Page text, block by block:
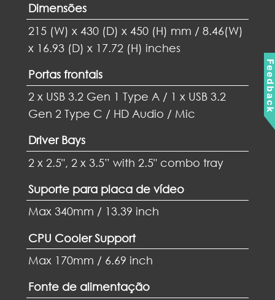
Dimensões
215 (W) x 430 (D) x 450 (H) mm / 8.46(W)
x 16.93 (D) x 17.72 (H) inches
Portas frontais
2 x USB 3.2 Gen 1 Type A / 1 x USB 3.2
Gen 2 Type C / HD Audio / Mic
Driver Bays
2 x 2.5", 2 x 3.5” with 2.5" combo tray
Suporte para placa de vídeo
Max 340mm / 13.39 inch
CPU Cooler Support
Max 170mm / 6.69 inch
Fonte de alimentação